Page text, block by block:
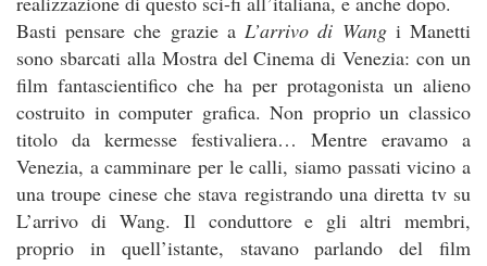
Basti pensare che grazie aL’arrivo di Wangi Manetti
sono sbarcati alla Mostra del Cinema di Venezia: con un
film fantascientifico che ha per protagonista un alieno
costruito in computer grafica. Non proprio un classico
titolo da kermesse festivaliera… Mentre eravamo a
Venezia, a camminare per le calli, siamo passati vicino a
una troupe cinese che stava registrando una diretta tv su
L’arrivo di Wang. Il conduttore e gli altri membri,
proprio in quell’istante, stavano parlando del film